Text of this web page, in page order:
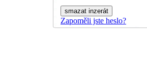
Zapoměli jste heslo?